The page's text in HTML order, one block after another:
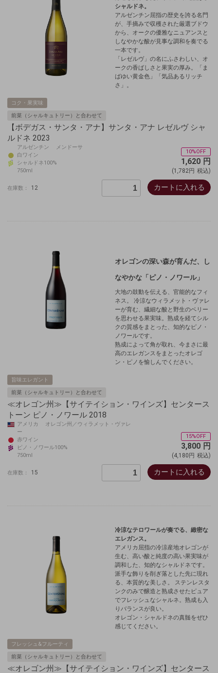
シャルドネ。
アルゼンチン屈指の歴史を誇る名門
が、手摘みで収穫された厳選ブドウ
から、オークの優雅なニュアンスと
しなやかな酸が見事な調和を奏でる
一本です。
「レゼルヴ」の名にふさわしい、オ
ークの香ばしさと果実の厚み。「ま
ばゆい黄金色」「気品あるリッチ
さ」。
コク・果実味
前菜（シャルキュトリー）と合わせて
【ボデガス・サンタ・アナ】サンタ・アナ レゼルヴ シャ
ルドネ 2023
アルゼンチン メンドーサ
白ワイン
シャルドネ100%
750ml
10%OFF
1,620 円
(1,782円 税込)
在庫数： 12 カートに入れる
オレゴンの深い森が育んだ、し
なやかな「ピノ・ノワール」
大地の鼓動を伝える、官能的なフィ
ネス。 冷涼なウィラメット・ヴァレ
ーが育む、繊細な酸と野生のベリー
を思わせる果実味。熟成を経てシル
クの質感をまとった、知的なピノ・
ノワールです。
熟成によって角が取れ、今まさに最
高のエレガンスをまとったオレゴ
ン・ピノを愉しんでください。
旨味エレガント
前菜（シャルキュトリー）と合わせて
≪オレゴン州≫【サイテイション・ワインズ】センタース
トーン ピノ・ノワール 2018
アメリカ オレゴン州／ウィラメット・ヴァレ
ー
赤ワイン
ピノ・ノワール100%
750ml
15%OFF
3,800 円
(4,180円 税込)
在庫数： 15 カートに入れる
冷涼なテロワールが奏でる、緻密な
エレガンス。
アメリカ屈指の冷涼産地オレゴンが
生む、高い酸と純度の高い果実味が
調和した、知的なシャルドネです。
派手な飾りを削ぎ落とした先に現れ
る、本質的な美しさ。
ステンレスタ
ンクのみで醸造と熟成させたピュア
でフレッシュなシャルネ。熟成も入
りバランスが良い。
オレゴン・シャルドネの真髄をぜひ
感じてください。
フレッシュ&フルーティ
前菜（シャルキュトリー）と合わせて
≪オレゴン州≫【サイテイション・ワインズ】センタース